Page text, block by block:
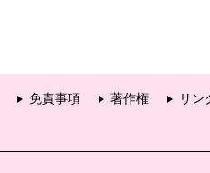
免責事項 著作権 リン